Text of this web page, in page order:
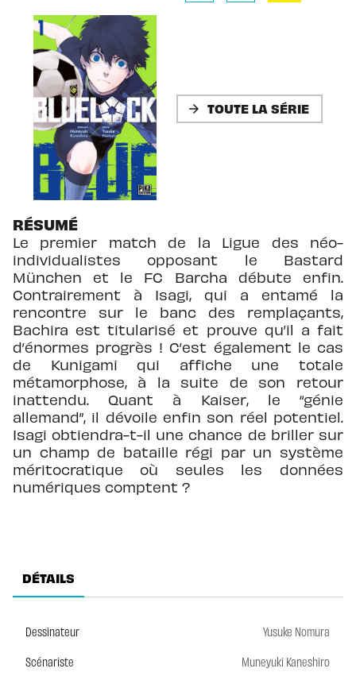
arrow_forward TOUTE LA SÉRIE
RÉSUMÉ
Le premier match de la Ligue des néo-
individualistes opposant le Bastard
München et le FC Barcha débute enfin.
Contrairement à Isagi, qui a entamé la
rencontre sur le banc des remplaçants,
Bachira est titularisé et prouve qu’il a fait
d’énormes progrès ! C’est également le cas
de Kunigami qui affiche une totale
métamorphose, à la suite de son retour
inattendu. Quant à Kaiser, le “génie
allemand”, il dévoile enfin son réel potentiel.
Isagi obtiendra-t-il une chance de briller sur
un champ de bataille régi par un système
méritocratique où seules les données
numériques comptent ?
DÉTAILS
Dessinateur
Yusuke Nomura
Scénariste
Muneyuki Kaneshiro